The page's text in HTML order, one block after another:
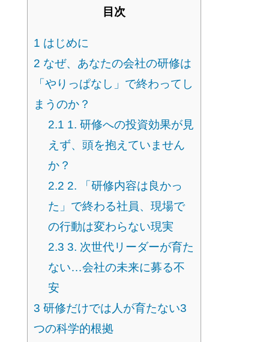
目次
1 はじめに
2 なぜ、あなたの会社の研修は
「やりっぱなし」で終わってし
まうのか？
2.1 1. 研修への投資効果が見
えず、頭を抱えていません
か？
2.2 2. 「研修内容は良かっ
た」で終わる社員、現場で
の行動は変わらない現実
2.3 3. 次世代リーダーが育た
ない…会社の未来に募る不
安
3 研修だけでは人が育たない3
つの科学的根拠